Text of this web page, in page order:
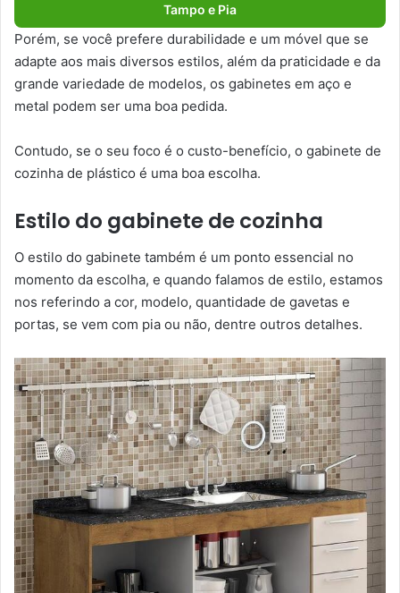
Tampo e Pia
Porém, se você prefere durabilidade e um móvel que se
adapte aos mais diversos estilos, além da praticidade e da
grande variedade de modelos, os gabinetes em aço e
metal podem ser uma boa pedida.
Contudo, se o seu foco é o custo-benefício, o gabinete de
cozinha de plástico é uma boa escolha.
Estilo do gabinete de cozinha
O estilo do gabinete também é um ponto essencial no
momento da escolha, e quando falamos de estilo, estamos
nos referindo a cor, modelo, quantidade de gavetas e
portas, se vem com pia ou não, dentre outros detalhes.